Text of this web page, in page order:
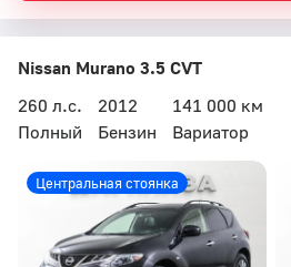
Бесплатный звонок
Автоцентр Кар Плаза
Nissan Murano 3.5 CVT
260 л.с.
2012
141 000 км
Полный
Бензин Вариатор
Центральная стоянка